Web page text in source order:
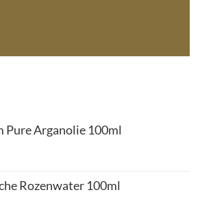
Pure Arganolie 100ml
Rozenwater 100ml